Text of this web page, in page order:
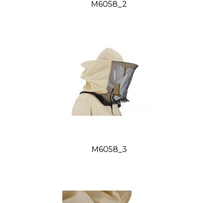
M6058_2
M6058_3